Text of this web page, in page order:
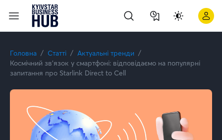
Головна Статті
Актуальні тренди
Космічний зв’язок у смартфоні: відповідаємо на популярні
запитання про Starlink Direct to Cell
Куди інвестувати українцям у 2026 році: чому private